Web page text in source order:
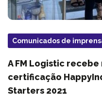
Comunicados de
A FM Logistic
certificação
Starters 2021